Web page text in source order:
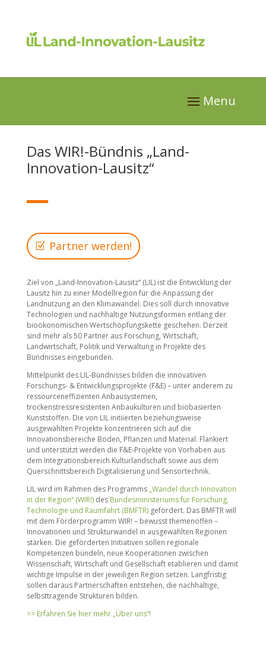
Das WIR!-Bündnis „Land-
Innovation-Lausitz“
Partner werden!
Ziel von „Land-Innovation-Lausitz“ (LIL) ist die Entwicklung der
Lausitz hin zu einer Modellregion für die Anpassung der
Landnutzung an den Klimawandel. Dies soll durch innovative
Technologien und nachhaltige Nutzungsformen entlang der
bioökonomischen Wertschöpfungskette geschehen. Derzeit
sind mehr als 50 Partner aus Forschung, Wirtschaft,
Landwirtschaft, Politik und Verwaltung in Projekte des
Bündnisses eingebunden.
Mittelpunkt des LIL-Bündnisses bilden die innovativen
Forschungs- & Entwicklungsprojekte (F&E) – unter anderem zu
ressourceneffizienten Anbausystemen,
trockenstressresistenten Anbaukulturen und biobasierten
Kunststoffen. Die von LIL initiierten beziehungsweise
ausgewählten Projekte konzentrieren sich auf die
Innovationsbereiche Boden, Pflanzen und Material. Flankiert
und unterstützt werden die F&E-Projekte von Vorhaben aus
dem Integrationsbereich Kulturlandschaft sowie aus dem
Querschnittsbereich Digitalisierung und Sensortechnik.
LIL wird im Rahmen des Programms „Wandel durch Innovation
in der Region“ (WIR!)des Bundesministeriums für Forschung,
Technologie und Raumfahrt (BMFTR)gefördert. Das BMFTR will
mit dem Förderprogramm WIR! – bewusst themenoffen –
Innovationen und Strukturwandel in ausgewählten Regionen
stärken. Die geförderten Initiativen sollen regionale
Kompetenzen bündeln, neue Kooperationen zwischen
Wissenschaft, Wirtschaft und Gesellschaft etablieren und damit
wichtige Impulse in der jeweiligen Region setzen. Langfristig
sollen daraus Partnerschaften entstehen, die nachhaltige,
selbsttragende Strukturen bilden.
>> Erfahren Sie hier mehr „Über uns“!